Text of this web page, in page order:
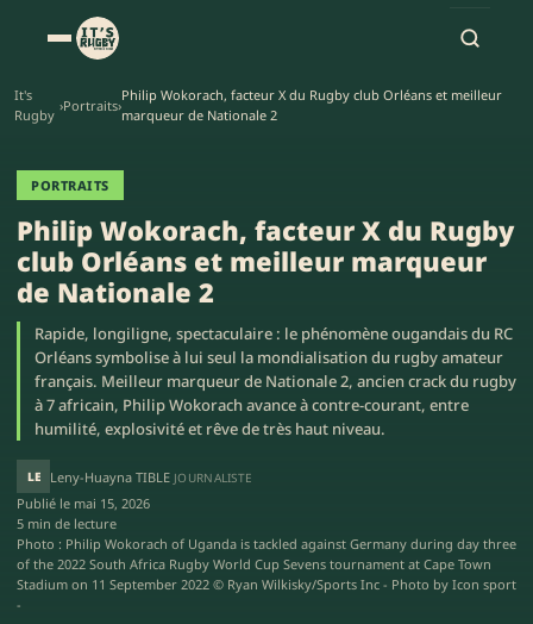
It's
Rugby
›Portraits›
Philip Wokorach, facteur X du Rugby club Orléans et meilleur
marqueur de Nationale 2
PORTRAITS
Philip Wokorach, facteur X du Rugby
club Orléans et meilleur marqueur
de Nationale 2
Rapide, longiligne, spectaculaire : le phénomène ougandais du RC
Orléans symbolise à lui seul la mondialisation du rugby amateur
français. Meilleur marqueur de Nationale 2, ancien crack du rugby
à 7 africain, Philip Wokorach avance à contre-courant, entre
humilité, explosivité et rêve de très haut niveau.
LE Leny-Huayna TIBLE JOURNALISTE
Publié le mai 15, 2026
5 min de lecture
Photo : Philip Wokorach of Uganda is tackled against Germany during day three
of the 2022 South Africa Rugby World Cup Sevens tournament at Cape Town
Stadium on 11 September 2022 © Ryan Wilkisky/Sports Inc - Photo by Icon sport
-